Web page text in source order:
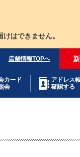
はできません。
店舗情報TOPへ
カード
会
アドレス
確認する